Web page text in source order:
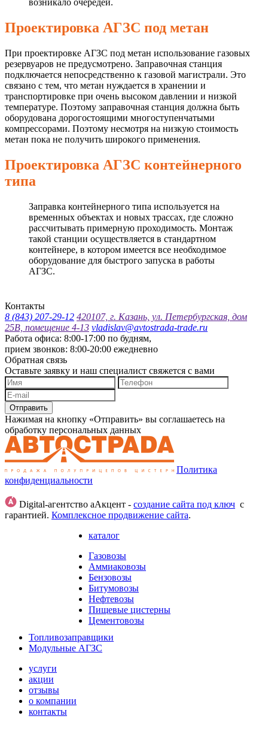
возникало очередей.
Проектировка АГЗС под метан
При проектировке АГЗС под метан использование газовых
резервуаров не предусмотрено. Заправочная станция
подключается непосредственно к газовой магистрали. Это
связано с тем, что метан нуждается в хранении и
транспортировке при очень высоком давлении и низкой
температуре. Поэтому заправочная станция должна быть
оборудована дорогостоящими многоступенчатыми
компрессорами. Поэтому несмотря на низкую стоимость
метан пока не получить широкого применения.
Проектировка АГЗС контейнерного
типа
Заправка контейнерного типа используется на
временных объектах и новых трассах, где сложно
рассчитывать примерную проходимость. Монтаж
такой станции осуществляется в стандартном
контейнере, в котором имеется все необходимое
оборудование для быстрого запуска в работы
АГЗС.
Контакты
8 (843) 207-29-12 420107, г. Казань, ул. Петербургская, дом
25В, помещение 4-13 vladislav@avtostrada-trade.ru
Работа офиса: 8:00-17:00 по будням,
прием звонков: 8:00-20:00 ежедневно
Обратная связь
Оставьте заявку и наш специалист свяжется с вами
Отправить
Нажимая на кнопку «Отправить» вы соглашаетесь на
обработку персональных данных
Политика
конфиденциальности
Digital-агентство аАкцент - создание сайта под ключ с
гарантией. Комплексное продвижение сайта.
каталог
Газовозы
Аммиаковозы
Бензовозы
Битумовозы
Нефтевозы
Пищевые цистерны
Цементовозы
Топливозаправщики
Модульные АГЗС
услуги
акции
отзывы
о компании
контакты